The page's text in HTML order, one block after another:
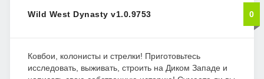
Wild West Dynasty v1.0.9753 0
Ковбои, колонисты и стрелки! Приготовьтесь
исследовать, выживать, строить на Диком Западе и